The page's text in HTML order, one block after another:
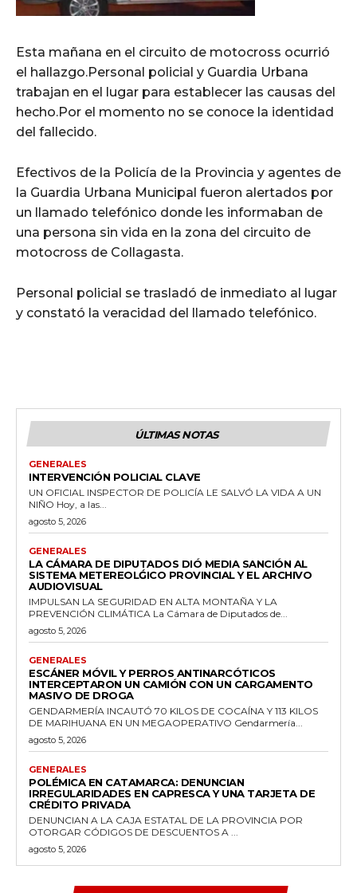
Esta mañana en el circuito de motocross ocurrió
el hallazgo.Personal policial y Guardia Urbana
trabajan en el lugar para establecer las causas del
hecho.Por el momento no se conoce la identidad
del fallecido.
Efectivos de la Policía de la Provincia y agentes de
la Guardia Urbana Municipal fueron alertados por
un llamado telefónico donde les informaban de
una persona sin vida en la zona del circuito de
motocross de Collagasta.
Personal policial se trasladó de inmediato al lugar
y constató la veracidad del llamado telefónico.
ÚLTIMAS NOTAS
GENERALES
INTERVENCIÓN POLICIAL CLAVE
UN OFICIAL INSPECTOR DE POLICÍA LE SALVÓ LA VIDA A UN
NIÑO Hoy, a las...
agosto 5, 2026
GENERALES
LA CÁMARA DE DIPUTADOS DIÓ MEDIA SANCIÓN AL
SISTEMA METEREOLǴICO PROVINCIAL Y EL ARCHIVO
AUDIOVISUAL
IMPULSAN LA SEGURIDAD EN ALTA MONTAÑA Y LA
PREVENCIÓN CLIMÁTICA La Cámara de Diputados de...
agosto 5, 2026
GENERALES
ESCÁNER MÓVIL Y PERROS ANTINARCÓTICOS
INTERCEPTARON UN CAMIÓN CON UN CARGAMENTO
MASIVO DE DROGA
GENDARMERÍA INCAUTÓ 70 KILOS DE COCAÍNA Y 113 KILOS
DE MARIHUANA EN UN MEGAOPERATIVO Gendarmería...
agosto 5, 2026
GENERALES
POLÉMICA EN CATAMARCA: DENUNCIAN
IRREGULARIDADES EN CAPRESCA Y UNA TARJETA DE
CRÉDITO PRIVADA
DENUNCIAN A LA CAJA ESTATAL DE LA PROVINCIA POR
OTORGAR CÓDIGOS DE DESCUENTOS A ...
agosto 5, 2026